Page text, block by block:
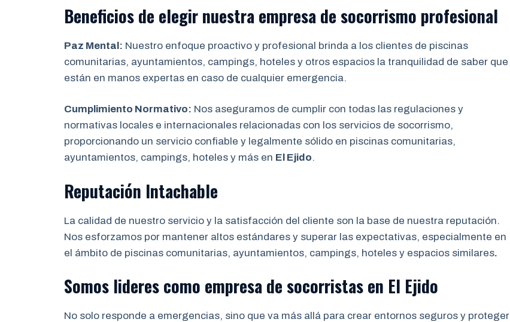
Beneficios de elegir nuestra empresa de socorrismo profesional
Paz Mental: Nuestro enfoque proactivo y profesional brinda a los clientes de piscinas
comunitarias, ayuntamientos, campings, hoteles y otros espacios la tranquilidad de saber que
están en manos expertas en caso de cualquier emergencia.
Cumplimiento Normativo: Nos aseguramos de cumplir con todas las regulaciones y
normativas locales e internacionales relacionadas con los servicios de socorrismo,
proporcionando un servicio confiable y legalmente sólido en piscinas comunitarias,
ayuntamientos, campings, hoteles y más en El Ejido.
Reputación Intachable
La calidad de nuestro servicio y la satisfacción del cliente son la base de nuestra reputación.
Nos esforzamos por mantener altos estándares y superar las expectativas, especialmente en
el ámbito de piscinas comunitarias, ayuntamientos, campings, hoteles y espacios similares.
Somos lideres como empresa de socorristasen El Ejido
No solo responde a emergencias, sino que va más allá para crear entornos seguros y proteger